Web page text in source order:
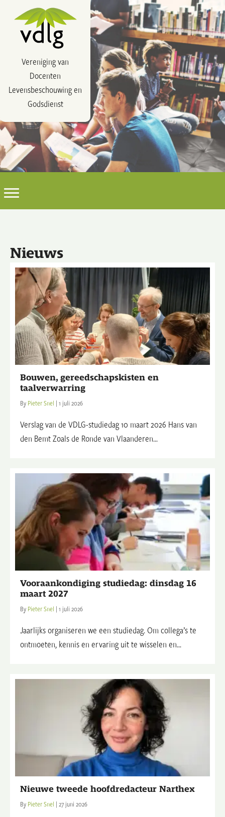
Vereniging van
Docenten
Levensbeschouwing en
Godsdienst
Nieuws
Bouwen, gereedschapskisten en
taalverwarring
By Pieter Snel | 1 juli 2026
Verslag van de VDLG-studiedag 10 maart 2026 Hans van
den Bemt Zoals de Ronde van Vlaanderen...
Vooraankondiging studiedag: dinsdag 16
maart 2027
By Pieter Snel | 1 juli 2026
Jaarlijks organiseren we een studiedag. Om collega’s te
ontmoeten, kennis en ervaring uit te wisselen en...
Nieuwe tweede hoofdredacteur Narthex
By Pieter Snel | 27 juni 2026